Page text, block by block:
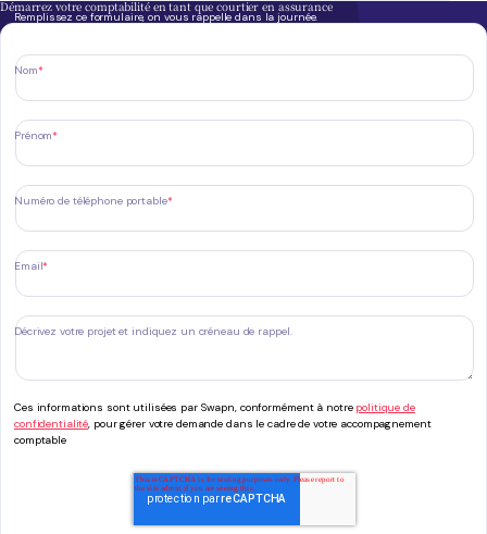
Démarrez votre comptabilité en tant que courtier en assurance
Remplissez ce formulaire, on vous rappelle dans la journée.
Nom*
Prénom*
Numéro de téléphone portable*
Email*
Décrivez votre projet et indiquez un créneau de rappel.
Ces informations sont utilisées par Swapn, conformément à notre politique de
confidentialité, pour gérer votre demande dans le cadre de votre accompagnement
comptable